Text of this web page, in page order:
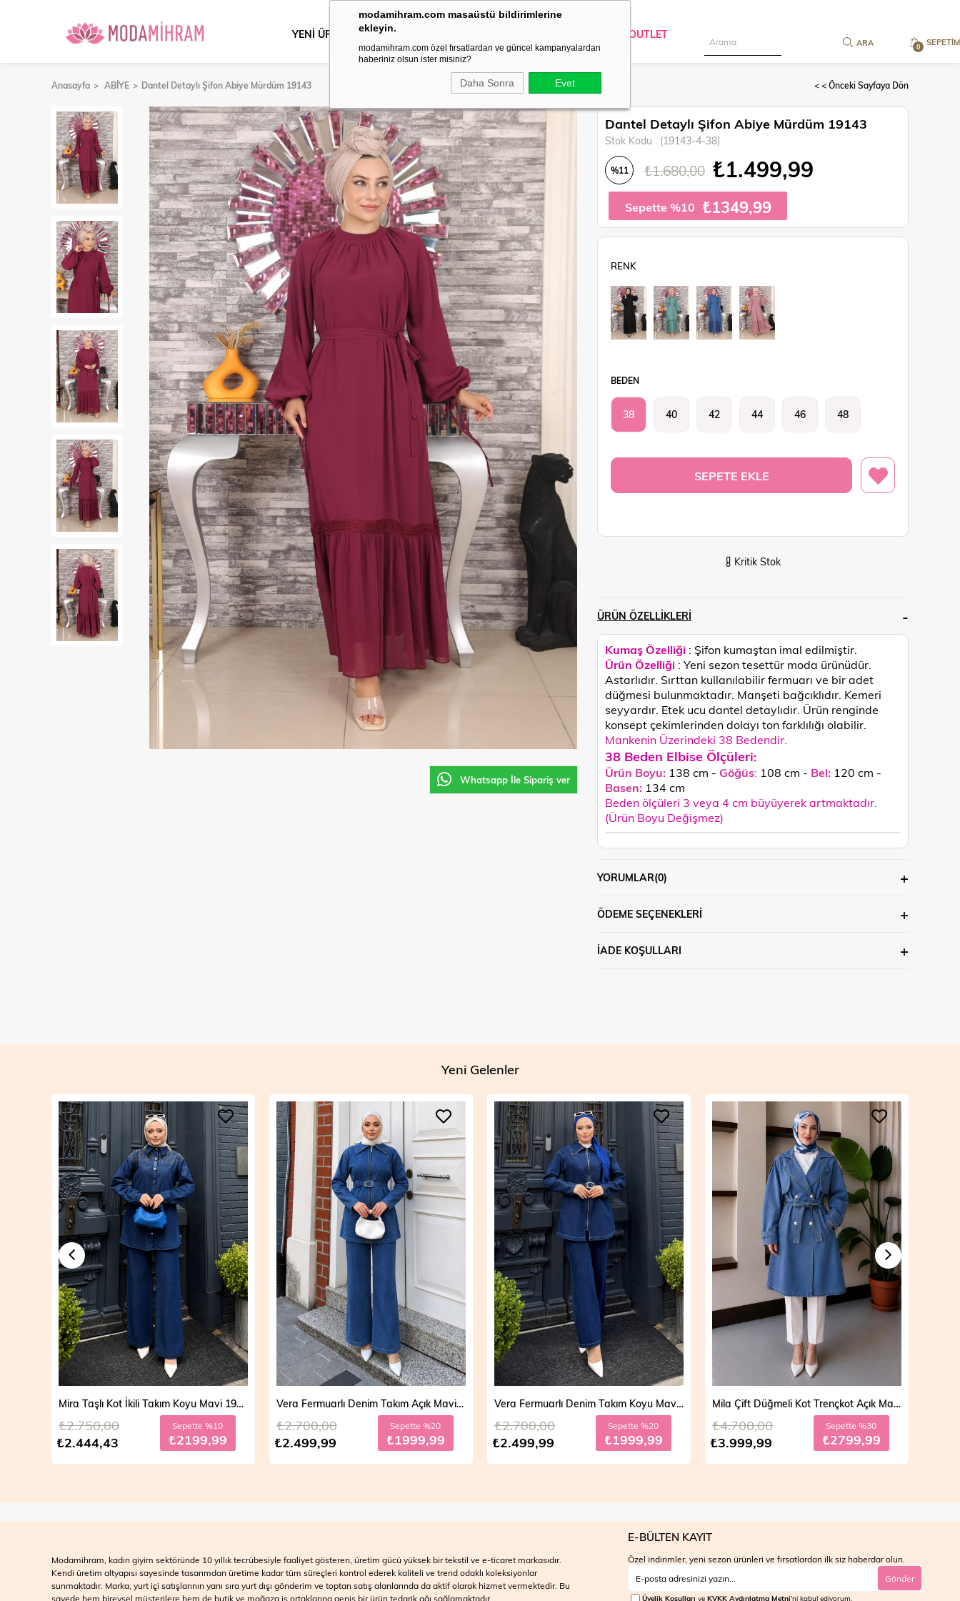
modamihram.com masaüstü bildirimlerine
ekleyin.
modamihram.com özel fırsatlardan ve güncel kampanyalardan
haberiniz olsun ister misiniz?
Daha Sonra Evet
SEPETIM
0
YENİ ÜRÜNLER DIŞ GİYİM OUTLET
Anasayfa ABİYE Dantel Detaylı Şifon Abiye Mürdüm 19143 < < Önceki Sayfaya Dön
Whatsapp İle Sipariş ver
Dantel Detaylı Şifon Abiye Mürdüm 19143
Stok Kodu (19143-4-38)
%11 ₺1.680,00 ₺1.499,99
Sepette %10 ₺1349,99
BEDEN
38 40 42 44 46 48
Kritik Stok
ÜRÜN ÖZELLIKLERI
Kumaş Özelliği : Şifon kumaştan imal edilmiştir.
Ürün Özelliği : Yeni sezon tesettür moda ürünüdür.
Astarlıdır. Sırttan kullanılabilir fermuarı ve bir adet
düğmesi bulunmaktadır. Manşeti bağcıklıdır. Kemeri
seyyardır. Etek ucu dantel detaylıdır. Ürün renginde
konsept çekimlerinden dolayı ton farklılığı olabilir.
Mankenin Üzerindeki 38 Bedendir.
38 Beden Elbise Ölçüleri:
Ürün Boyu: 138 cm - Göğüs: 108 cm - Bel: 120 cm -
Basen: 134 cm
Beden ölçüleri 3 veya 4 cm büyüyerek artmaktadır.
(Ürün Boyu Değişmez)
YORUMLAR(0)
ÖDEME SEÇENEKLERI
İADE KOŞULLARI
Yeni Gelenler
Mira Taşlı Kot İkili Takım Koyu Mavi 19286
₺2.444,43
₺2.750,00 Sepette %10
₺2199,99
Vera Fermuarlı Denim Takım Açık Mavi 19298
₺2.499,99
₺2.700,00 Sepette %20
₺1999,99
Vera Fermuarlı Denim Takım Koyu Mavi 19298
₺2.499,99
₺2.700,00 Sepette %20
₺1999,99
Mila Çift Düğmeli Kot Trençkot Açık Mavi 19290
₺3.999,99
₺4.700,00 Sepette %30
₺2799,99
Modamihram, kadın giyim sektöründe 10 yıllık tecrübesiyle faaliyet gösteren, üretim gücü yüksek bir tekstil ve e-ticaret markasıdır.
Kendi üretim altyapısı sayesinde tasarımdan üretime kadar tüm süreçleri kontrol ederek kaliteli ve trend odaklı koleksiyonlar
sunmaktadır. Marka, yurt içi satışlarının yanı sıra yurt dışı gönderim ve toptan satış alanlarında da aktif olarak hizmet vermektedir. Bu
sayede hem bireysel müşterilere hem de butik ve mağaza iş ortaklarına geniş bir ürün tedarik ağı sağlamaktadır
E-BÜLTEN KAYIT
Özel indirimler, yeni sezon ürünleri ve fırsatlardan ilk siz haberdar olun.
Gönder
Üyelik Koşulları ve KVKK Aydınlatma Metni'ni kabul ediyorum.